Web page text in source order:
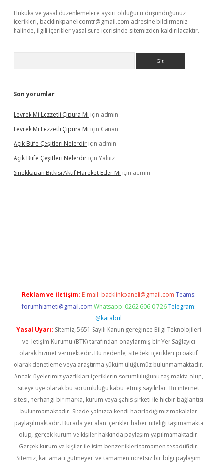
Hukuka ve yasal düzenlemelere aykırı olduğunu düşündüğünüz
içerikleri, backlinkpanelicomtr@gmail.com adresine bildirmeniz
halinde, ilgili içerikler yasal süre içerisinde sitemizden kaldırılacaktır.
Son yorumlar
Levrek Mi Lezzetli Çipura Mı için admin
Levrek Mi Lezzetli Çipura Mı için Canan
Açık Büfe Çeşitleri Nelerdir için admin
Açık Büfe Çeşitleri Nelerdir için Yalnız
Sinekkapan Bitkisi Aktif Hareket Eder Mi için admin
Reklam ve İletişim: E-mail: backlinkpaneli@gmail.com Teams:
forumhizmeti@gmail.com Whatsapp: 0262 606 0 726 Telegram:
@karabul
Yasal Uyarı: Sitemiz, 5651 Sayılı Kanun gereğince Bilgi Teknolojileri
ve İletişim Kurumu (BTK) tarafından onaylanmış bir Yer Sağlayıcı
olarak hizmet vermektedir. Bu nedenle, sitedeki içerikleri proaktif
olarak denetleme veya araştırma yükümlülüğümüz bulunmamaktadır.
Ancak, üyelerimiz yazdıkları içeriklerin sorumluluğunu taşımakta olup,
siteye üye olarak bu sorumluluğu kabul etmiş sayılırlar. Bu internet
sitesi, herhangi bir marka, kurum veya şahıs şirketi ile hiçbir bağlantısı
bulunmamaktadır. Sitede yalnızca kendi hazırladığımız makaleler
paylaşılmaktadır. Burada yer alan içerikler haber niteliği taşımamakta
olup, gerçek kurum ve kişiler hakkında paylaşım yapılmamaktadır.
Gerçek kurum ve kişiler ile isim benzerlikleri tamamen tesadüfidir.
Sitemiz, kar amacı gütmeyen ve tamamen ücretsiz bir bilgi paylaşım